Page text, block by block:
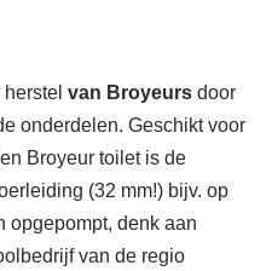
van Broyeurs door
onderdelen. Geschikt voor
Broyeur toilet is de
(32 mm!) bijv. op
opgepompt, denk aan
van de regio